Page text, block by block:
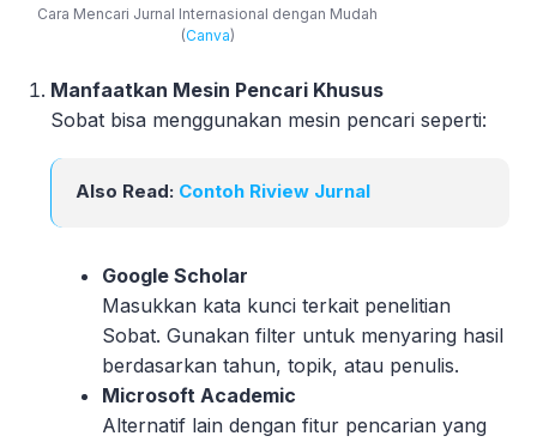
Cara Mencari Jurnal Internasional dengan Mudah
(Canva)
Manfaatkan Mesin Pencari Khusus
Sobat bisa menggunakan mesin pencari seperti:
Also Read: Contoh Riview Jurnal
Google Scholar
Masukkan kata kunci terkait penelitian
Sobat. Gunakan filter untuk menyaring hasil
berdasarkan tahun, topik, atau penulis.
Microsoft Academic
Alternatif lain dengan fitur pencarian yang